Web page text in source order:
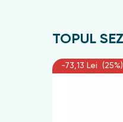
TOPUL
-73,13 Lei (25%)